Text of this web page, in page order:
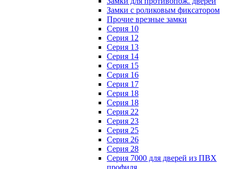
Замки с роликовым фиксатором
Прочие врезные замки
Серия 10
Серия 12
Серия 13
Серия 14
Серия 15
Серия 16
Серия 17
Серия 18
Серия 18
Серия 22
Серия 23
Серия 25
Серия 26
Серия 28
Серия 7000 для дверей из ПВХ
профиля